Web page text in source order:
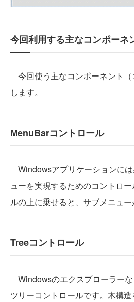
今回利用する主なコンポーネ
今回使う主なコンポーネント
します。
MenuBarコントロール
Windowsアプリケーションに
ューを実現するためのコントロ
ルの上に乗せると、サブメニュー
Treeコントロール
Windowsのエクスプローラー
ツリーコントロールです。木構造